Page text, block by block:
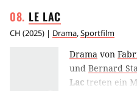
LE LAC
CH (2025) | Drama,Sportfilm
Drama von
und Bernard
Lac treten ein